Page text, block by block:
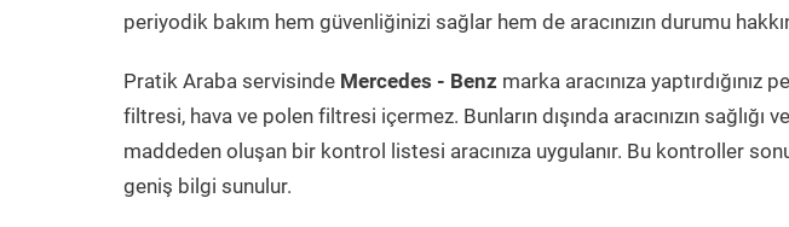
periyodik bakım hem güvenliğinizi sağlar hem de aracınızın durumu
Pratik Araba servisinde Mercedes - Benz marka aracınıza
filtresi, hava ve polen filtresi içermez. Bunların dışında aracınızın
maddeden oluşan bir kontrol listesi aracınıza uygulanır. Bu kontroller
geniş bilgi sunulur.